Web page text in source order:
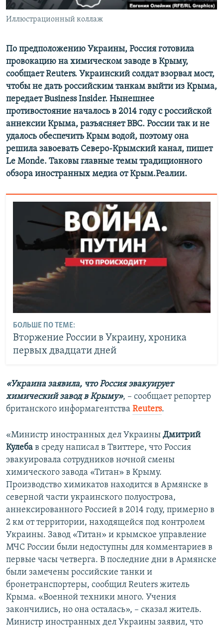
УКРАИНСКАЯ ПРОБЛЕМА КРЫМА
Все сайты RFE/RL
Иллюстрационный коллаж
По предположению Украины, Россия готовила
провокацию на химическом заводе в Крыму,
сообщает Reuters. Украинский солдат взорвал мост,
чтобы не дать российским танкам выйти из Крыма,
передает Вusiness Insider. Нынешнее
противостояние началось в 2014 году с российской
аннексии Крыма, разъясняет ВВС. России так и не
удалось обеспечить Крым водой, поэтому она
решила завоевать Северо-Крымский канал, пишет
Le Monde. Таковы главные темы традиционного
обзора иностранных медиа от Крым.Реалии.
БОЛЬШЕ ПО ТЕМЕ:
Вторжение России в Украину, хроника
первых двадцати дней
«Украина заявила, что Россия эвакуирует
химический завод в Крыму», – сообщает репортер
британского информагентства Reuters.
«Министр иностранных дел Украины Дмитрий
Кулеба в среду написал в Твиттере, что Россия
эвакуировала сотрудников ночной смены
химического завода «Титан» в Крыму.
Производство химикатов находится в Армянске в
северной части украинского полуострова,
аннексированного Россией в 2014 году, примерно в
2 км от территории, находящейся под контролем
Украины. Завод «Титан» и крымское управление
МЧС России были недоступны для комментариев в
первые часы четверга. В последние дни в Армянске
были замечены российские танки и
бронетранспортеры, сообщил Reuters житель
Крыма. «Военной техники много. Учения
закончились, но она осталась», – сказал житель.
Министр иностранных дел Украины заявил, что